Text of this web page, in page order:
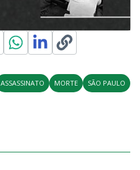
ASSASSINATO MORTE
SÃO PAULO